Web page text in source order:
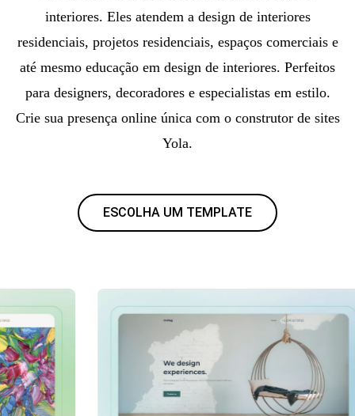
interiores. Eles atendem a design de interiores
residenciais, projetos residenciais, espaços comerciais e
até mesmo educação em design de interiores. Perfeitos
para designers, decoradores e especialistas em estilo.
Crie sua presença online única com o construtor de sites
Yola.
ESCOLHA UM TEMPLATE